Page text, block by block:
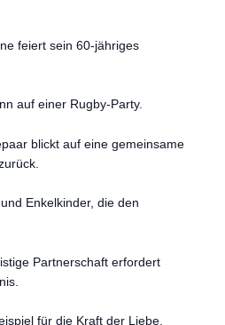
feiert sein 60-jähriges
auf einer Rugby-Party.
blickt auf eine gemeinsame
Enkelkinder, die den
Partnerschaft erfordert
für die Kraft der Liebe.